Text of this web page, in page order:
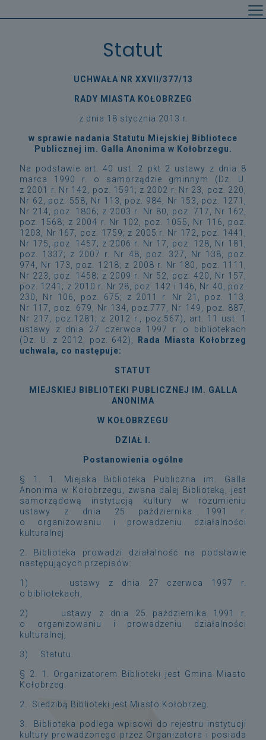
Statut
UCHWAŁA NR XXVII/377/13
RADY MIASTA KOŁOBRZEG
z dnia 18 stycznia 2013 r.
w sprawie nadania Statutu Miejskiej Bibliotece
Publicznej im. Galla Anonima w Kołobrzegu.
Na podstawie art. 40 ust. 2 pkt 2 ustawy z dnia 8
marca 1990 r. o samorządzie gminnym (Dz. U.
z 2001 r. Nr 142, poz. 1591; z 2002 r. Nr 23, poz. 220,
Nr 62, poz. 558, Nr 113, poz. 984, Nr 153, poz. 1271,
Nr 214, poz. 1806; z 2003 r. Nr 80, poz. 717, Nr 162,
poz. 1568; z 2004 r. Nr 102, poz. 1055, Nr 116, poz.
1203, Nr 167, poz. 1759; z 2005 r. Nr 172, poz. 1441,
Nr 175, poz. 1457; z 2006 r. Nr 17, poz. 128, Nr 181,
poz. 1337; z 2007 r. Nr 48, poz. 327, Nr 138, poz.
974, Nr 173, poz. 1218; z 2008 r. Nr 180, poz. 1111,
Nr 223, poz. 1458; z 2009 r. Nr 52, poz. 420, Nr 157,
poz. 1241; z 2010 r. Nr 28, poz. 142 i 146, Nr 40, poz.
230, Nr 106, poz. 675; z 2011 r. Nr 21, poz. 113,
Nr 117, poz. 679, Nr 134, poz.777, Nr 149, poz. 887,
Nr 217, poz.1281; z 2012 r., poz.567), art. 11 ust. 1
ustawy z dnia 27 czerwca 1997 r. o bibliotekach
(Dz. U. z 2012, poz. 642),
Rada Miasta Kołobrzeg
uchwala, co następuje:
STATUT
MIEJSKIEJ BIBLIOTEKI PUBLICZNEJ IM. GALLA
ANONIMA
W KOŁOBRZEGU
DZIAŁ I.
Postanowienia ogólne
§ 1. 1. Miejska Biblioteka Publiczna im. Galla
Anonima w Kołobrzegu, zwana dalej Biblioteką, jest
samorządową instytucją kultury w rozumieniu
ustawy z dnia 25 października 1991 r.
o organizowaniu i prowadzeniu działalności
kulturalnej.
2. Biblioteka prowadzi działalność na podstawie
następujących przepisów:
1) ustawy z dnia 27 czerwca 1997 r.
o bibliotekach,
2) ustawy z dnia 25 października 1991 r.
o organizowaniu i prowadzeniu działalności
kulturalnej,
3) Statutu.
§ 2. 1. Organizatorem Biblioteki jest Gmina Miasto
Kołobrzeg.
2. Siedzibą Biblioteki jest Miasto Kołobrzeg.
3. Biblioteka podlega wpisowi do rejestru instytucji
kultury prowadzonego przez Organizatora i posiada